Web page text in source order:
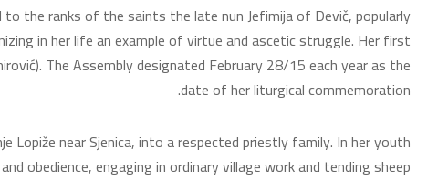
the ranks of the saints the late nun Jefimija of Devič, popularly
in her life an example of virtue and ascetic struggle. Her first
The Assembly designated February 28/15 each year as the
date of her liturgical commemoration.
Lopiže near Sjenica, into a respected priestly family. In her youth
obedience, engaging in ordinary village work and tending sheep.